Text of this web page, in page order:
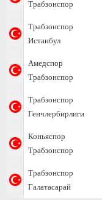
Трабзонспор
Трабзонспор
Истанбул
Амедспор
Трабзонспор
Трабзонспор
Генчлербирлиги
Коньяспор
Трабзонспор
Трабзонспор
Галатасарай